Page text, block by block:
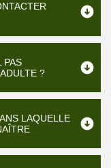
PAS
?
LAQUELLE